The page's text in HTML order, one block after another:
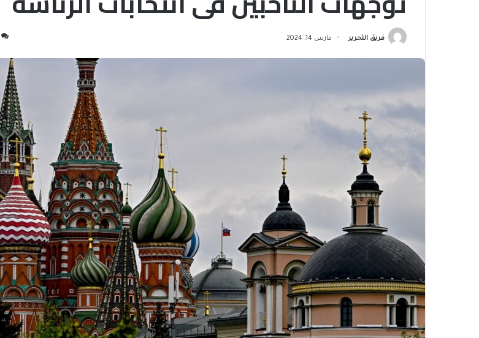
فريق التحرير مارس 14, 2024